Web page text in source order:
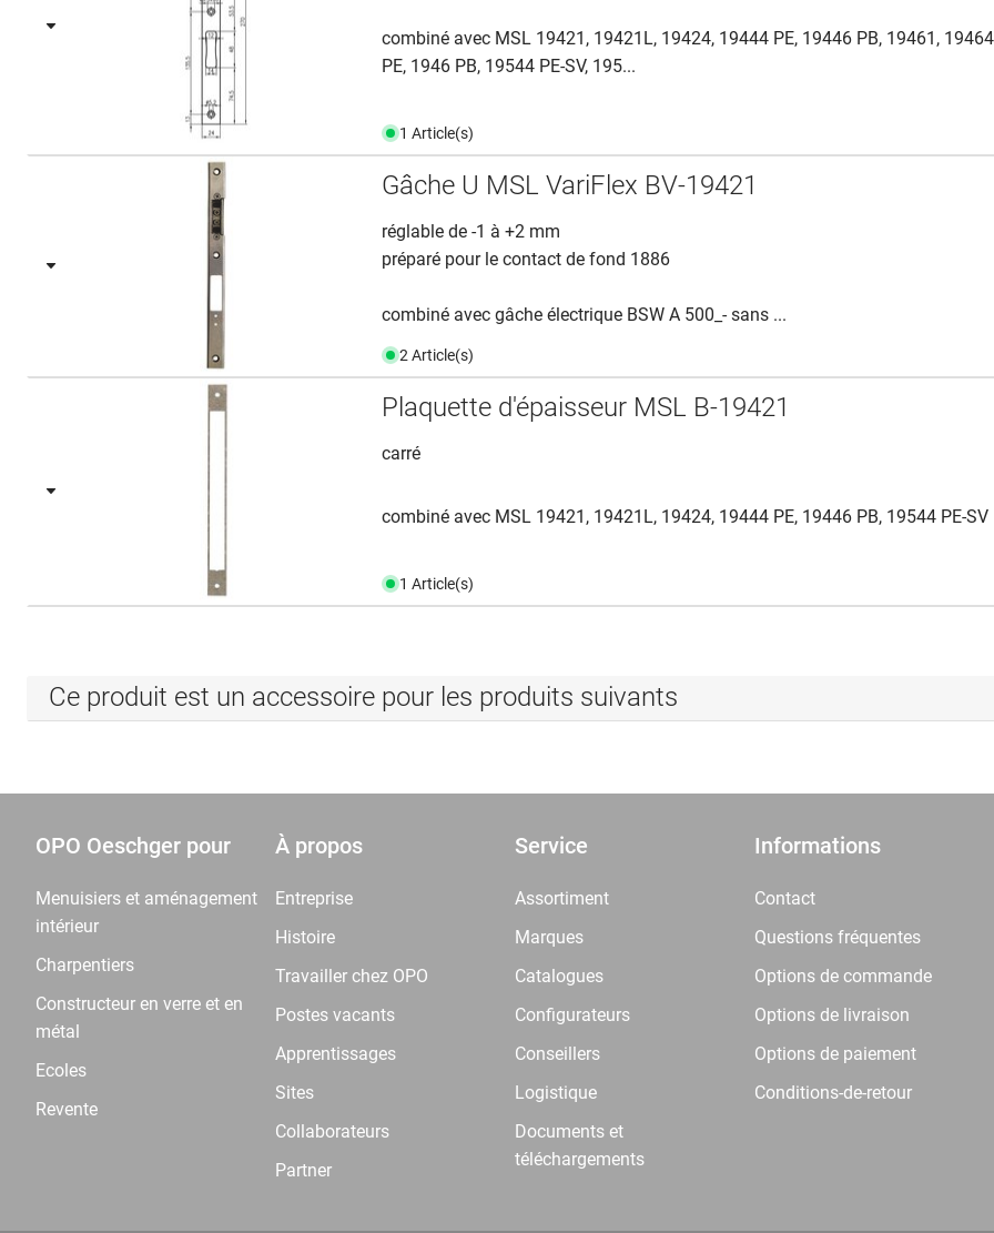
combiné avec MSL 19421, 19421L, 19424, 19444 PE, 19446 PB, 19461, 19464
PE, 1946 PB, 19544 PE-SV, 195...
1 Article(s)
Gâche U MSL VariFlex BV-19421
réglable de -1 à +2 mm
préparé pour le contact de fond 1886
combiné avec gâche électrique BSW A 500_- sans ...
2 Article(s)
Plaquette d'épaisseur MSL B-19421
carré
combiné avec MSL 19421, 19421L, 19424, 19444 PE, 19446 PB, 19544 PE-SV
1 Article(s)
Ce produit est un accessoire pour les produits suivants
OPO Oeschger pour
Menuisiers et aménagement
intérieur
Charpentiers
Constructeur en verre et en
métal
Ecoles
Revente
À propos
Entreprise
Histoire
Travailler chez OPO
Postes vacants
Apprentissages
Sites
Collaborateurs
Partner
Service
Assortiment
Marques
Catalogues
Configurateurs
Conseillers
Logistique
Documents et
téléchargements
Informations
Contact
Questions fréquentes
Options de commande
Options de livraison
Options de paiement
Conditions-de-retour